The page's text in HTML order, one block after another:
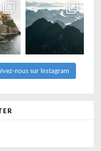
nous sur Instagram